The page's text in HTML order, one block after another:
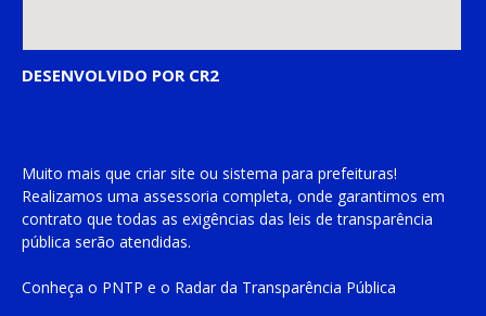
DESENVOLVIDO POR CR2
Muito mais que criar site ou sistema para prefeituras!
Realizamos uma assessoria completa, onde garantimos em
contrato que todas as exigências das leis de transparência
pública serão atendidas.
Conheça o PNTP e o Radar da Transparência Pública